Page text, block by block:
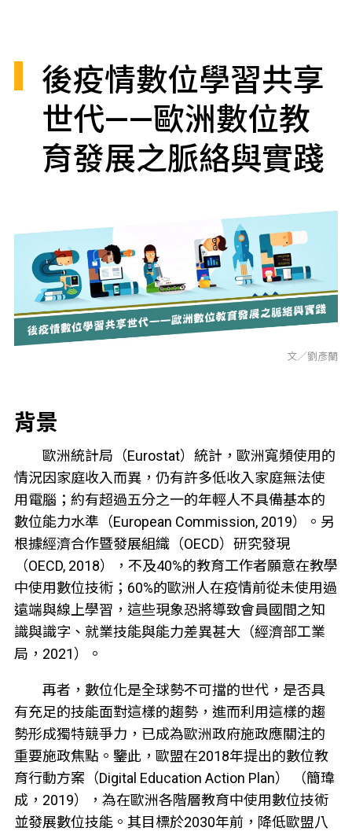
後疫情數位學習共享
世代——歐洲數位教
育發展之脈絡與實踐
文／劉彥蘭
背景
歐洲統計局（Eurostat）統計，歐洲寬頻使用的
情況因家庭收入而異，仍有許多低收入家庭無法使
用電腦；約有超過五分之一的年輕人不具備基本的
數位能力水準（European Commission, 2019）。另
根據經濟合作暨發展組織（OECD）研究發現
（OECD, 2018），不及40%的教育工作者願意在教學
中使用數位技術；60%的歐洲人在疫情前從未使用過
遠端與線上學習，這些現象恐將導致會員國間之知
識與識字、就業技能與能力差異甚大（經濟部工業
局，2021）。
再者，數位化是全球勢不可擋的世代，是否具
有充足的技能面對這樣的趨勢，進而利用這樣的趨
勢形成獨特競爭力，已成為歐洲政府施政應關注的
重要施政焦點。鑒此，歐盟在2018年提出的數位教
育行動方案（Digital Education Action Plan） （簡瑋
成，2019），為在歐洲各階層教育中使用數位技術
並發展數位技能。其目標於2030年前，降低歐盟八